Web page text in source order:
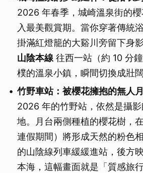
2026 年春季，城崎溫泉街的
入最美觀賞期。當你穿著傳統
掛滿紅燈籠的大谿川旁留下身
山陰本線 往西一站（約 10 分
樸的溫泉小鎮，瞬間切換成壯闊
竹野車站：被櫻花擁抱的無人
2026 年的竹野站，依然是攝
地。月台兩側種植的櫻花樹，在
連假期間）將形成天然的粉色
的山陰線列車緩緩進站，後方
本海，這幅畫面就是「質感旅